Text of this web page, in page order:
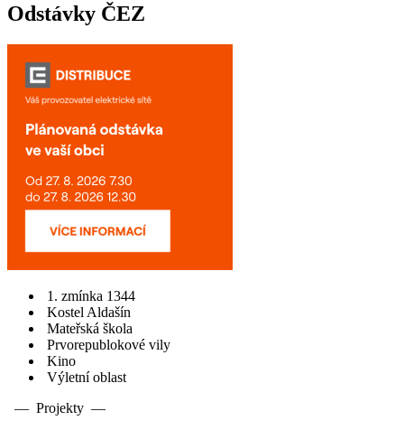
Odstávky ČEZ
1. zmínka 1344
Kostel Aldašín
Mateřská škola
Prvorepublokové vily
Kino
Výletní oblast
— Projekty —